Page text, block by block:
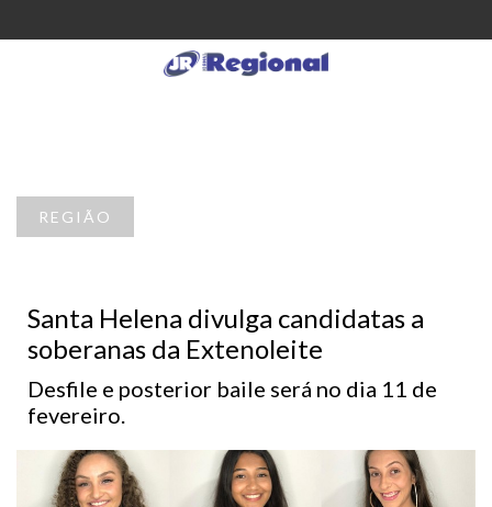
REGIÃO
Santa Helena divulga candidatas a
soberanas da Extenoleite
Desfile e posterior baile será no dia 11 de
fevereiro.